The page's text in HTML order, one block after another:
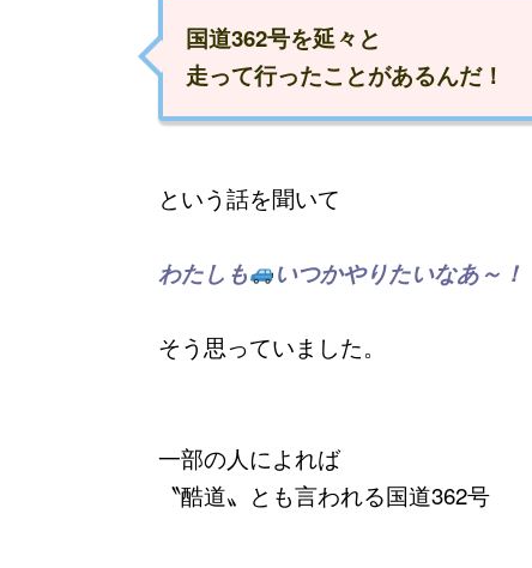
国道362号を延々と
走って行ったことがあるんだ！
という話を聞いて
わたしも いつかやりたいなあ～！
そう思っていました。
一部の人によれば
〝酷道〟とも言われる国道362号